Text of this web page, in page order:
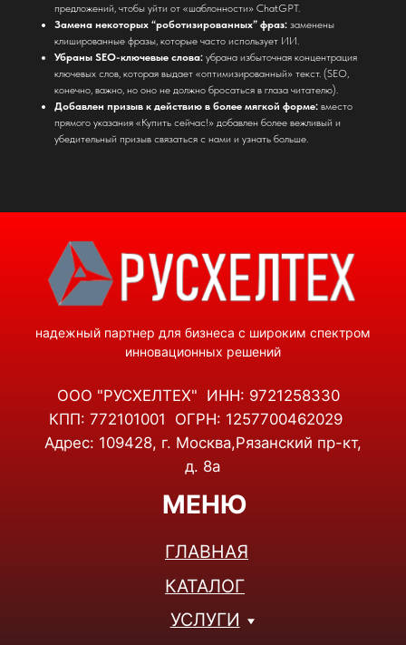
предложений, чтобы уйти от «шаблонности» ChatGPT.
Замена некоторых “роботизированных” фраз: заменены
клишированные фразы, которые часто использует ИИ.
Убраны SEO-ключевые слова: убрана избыточная концентрация
ключевых слов, которая выдает «оптимизированный» текст. (SEO,
конечно, важно, но оно не должно бросаться в глаза читателю).
Добавлен призыв к действию в более мягкой форме: вместо
прямого указания «Купить сейчас!» добавлен более вежливый и
убедительный призыв связаться с нами и узнать больше.
© 2025, ООО "РУСХЕЛТЕХ" Все права защищены.
Политика конфиденциальности
КАТАЛОГ
СТАЦИОНАРНЫЕ СИСТЕМЫ РЭБ
РЭБ НА ТЕХНИКУ
ДЕТЕКТОРЫ БПЛА
КВАДРОКОПТЕРЫ
ТЕПЛОВИЗОРЫ
ПН-ПТ: 9:00 - 18:00
+7(495)001-47-38
+7(926)853-15-38
Telegram
info@rusheltech.ru
WhatsApp